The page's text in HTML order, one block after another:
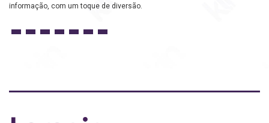
informação, com um toque de diversão.